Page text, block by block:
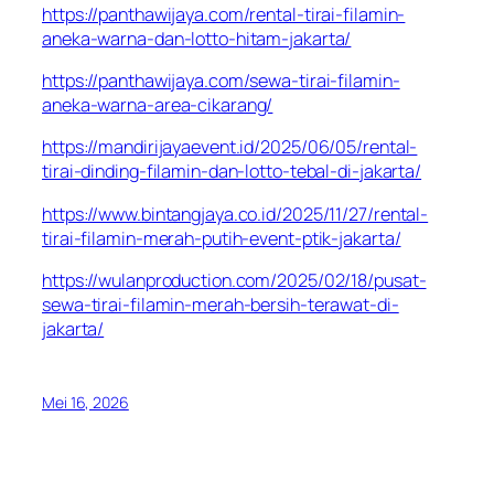
https://panthawijaya.com/rental-tirai-filamin-
aneka-warna-dan-lotto-hitam-jakarta/
https://panthawijaya.com/sewa-tirai-filamin-
aneka-warna-area-cikarang/
https://mandirijayaevent.id/2025/06/05/rental-
tirai-dinding-filamin-dan-lotto-tebal-di-jakarta/
https://www.bintangjaya.co.id/2025/11/27/rental-
tirai-filamin-merah-putih-event-ptik-jakarta/
https://wulanproduction.com/2025/02/18/pusat-
sewa-tirai-filamin-merah-bersih-terawat-di-
jakarta/
Mei 16, 2026